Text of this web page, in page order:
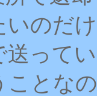
いのだ
送って
ことな